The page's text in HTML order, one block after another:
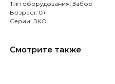
Тип оборудования: Забор
Возраст: 0+
Серии: ЭКО
Смотрите также